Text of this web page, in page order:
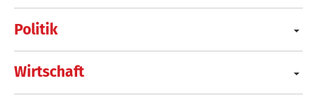
Politik
Wirtschaft